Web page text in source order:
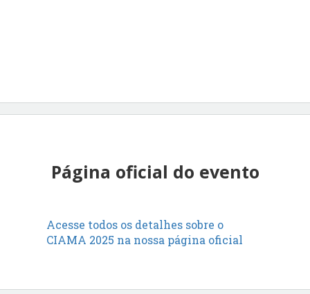
Página oficial do evento
Acesse todos os detalhes sobre o
CIAMA 2025 na nossa página oficial